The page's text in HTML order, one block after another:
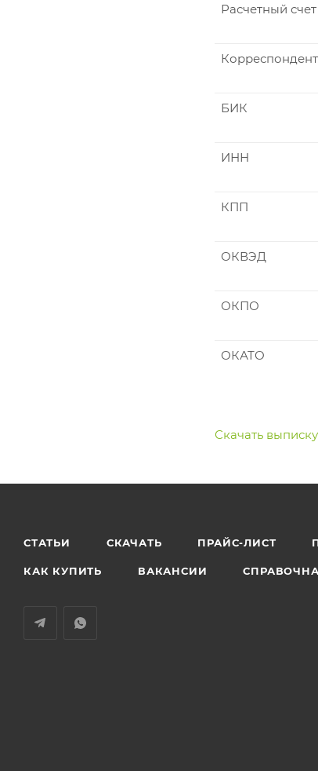
Расчетный счет
БИК
ИНН
КПП
ОКВЭД
ОКПО
ОКАТО
Скачать
СТАТЬИ СКАЧАТЬ ПРАЙС-ЛИСТ
КАК КУПИТЬ ВАКАНСИИ